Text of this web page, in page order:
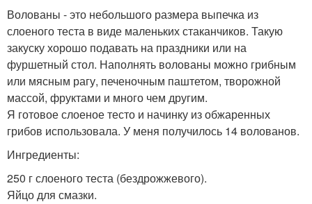
Волованы - это небольшого размера выпечка из
слоеного теста в виде маленьких стаканчиков. Такую
закуску хорошо подавать на праздники или на
фуршетный стол. Наполнять волованы можно грибным
или мясным рагу, печеночным паштетом, творожной
массой, фруктами и много чем другим.
Я готовое слоеное тесто и начинку из обжаренных
грибов использовала. У меня получилось 14 волованов.
Ингредиенты:
250 г слоеного теста (бездрожжевого).
Яйцо для смазки.